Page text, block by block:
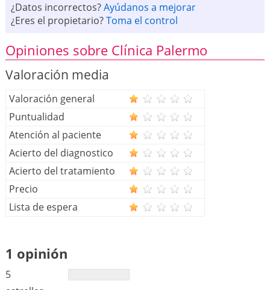
¿Datos incorrectos?Ayúdanos a mejorar
¿Eres el propietario?Toma el control
Opiniones sobre Clínica Palermo
Valoración media
Valoración general
Puntualidad
Atención al paciente
Acierto del diagnostico
Acierto del tratamiento
Precio
Lista de espera
1 opinión
5